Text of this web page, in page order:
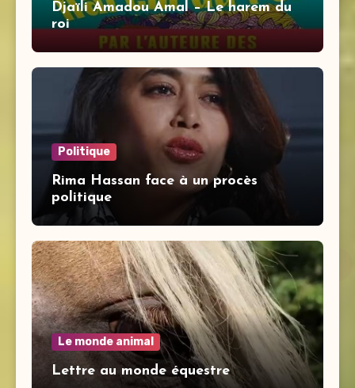
Djaïli Amadou Amal – Le harem du
roi
Politique
Rima Hassan face à un procès
politique
Le monde animal
Lettre au monde équestre